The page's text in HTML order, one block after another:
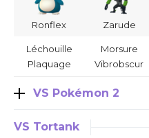
Ronflex Zarude
Léchouille
Plaquage
Morsure
Vibrobscur
VS Pokémon 2
VS Tortank